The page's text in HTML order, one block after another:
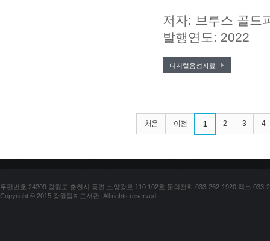
저자: 브루스 골드
발행연도: 2022
디지털음성자료
처음 이전 1 2 3 4
우편번호 24209 강원도 춘천시 동면 소양강로 110 102호 문의전화 033-262-1920 팩스 033-
Copyright © 2015 강원점자도서관. All rights reserved.